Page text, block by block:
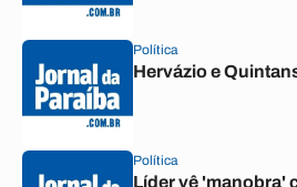
Política
Hervázio e
Política
Líder vê 'manobra'